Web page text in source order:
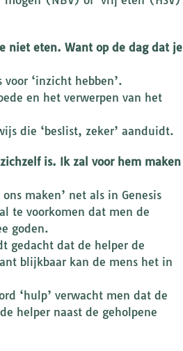
niet eten. Want op de dag dat je
‘inzicht hebben’.
en het verwerpen van het
die ‘beslist, zeker’ aanduidt.
is. Ik zal voor hem maken
maken’ net als in Genesis
te voorkomen dat men de
goden.
gedacht dat de helper de
blijkbaar kan de mens het in
‘hulp’ verwacht men dat de
helper naast de geholpene